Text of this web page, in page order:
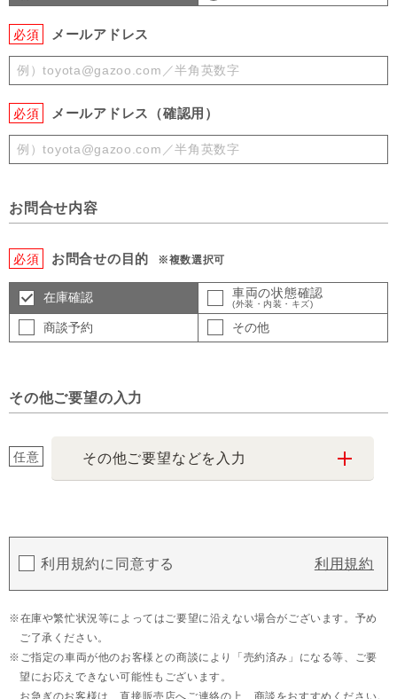
必須 メールアドレス
必須 メールアドレス（確認用）
お問合せ内容
必須 お問合せの目的 ※複数選択可
在庫確認 車両の状態確認
(外装・内装・キズ)
商談予約 その他
その他ご要望の入力
任意 その他ご要望などを入力
利用規約に同意する 利用規約
在庫や繁忙状況等によってはご要望に沿えない場合がございます。予め
ご了承ください。
ご指定の車両が他のお客様との商談により「売約済み」になる等、ご要
望にお応えできない可能性もございます。
お急ぎのお客様は、直接販売店へご連絡の上、商談をおすすめください。